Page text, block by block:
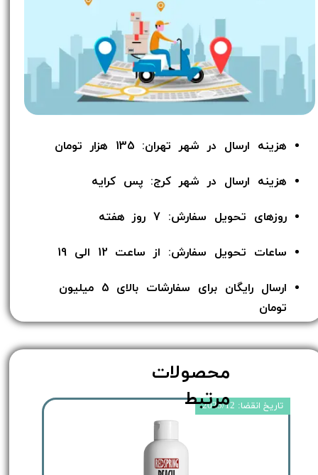
هزینه ارسال در شهر تهران: 135 هزار تومان
هزینه ارسال در شهر کرج: پس کرایه
روزهای تحویل سفارش: 7 روز هفته
ساعات تحویل سفارش: از ساعت 12 الی 19
ارسال رایگان برای سفارشات بالای 5 میلیون
تومان​​​​​​​
تاریخ انقضا: 2025/12
محصولات
مرتبط